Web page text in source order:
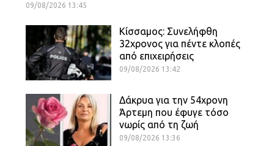
09/08/2026 13:45
Κίσσαμος: Συνελήφθη
32χρονος για πέντε κλοπές
από επιχειρήσεις
09/08/2026 13:42
Δάκρυα για την 54χρονη
Άρτεμη που έφυγε τόσο
νωρίς από τη ζωή
09/08/2026 13:36